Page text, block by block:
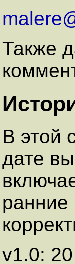
Также
В этой
дате
v1.0: